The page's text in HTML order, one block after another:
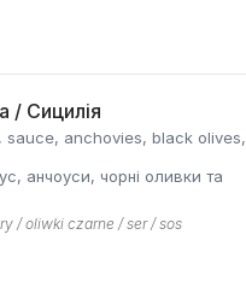
/ Сицилія
anchovies, black olives,
анчоуси, чорні оливки та
/ oliwki czarne / ser / sos